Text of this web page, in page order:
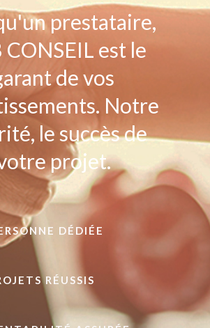
prestataire,
CONSEIL est le
de vos
Notre
le succès de
projet.
DÉDIÉE
RÉUSSIS